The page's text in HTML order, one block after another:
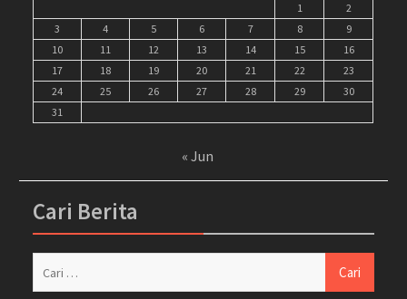
1
2
3
4 5 6 7 8
9
10
11 12 13 14 15
16
17
18 19 20 21 22
23
24
25 26 27 28 29
30
31
« Jun
Cari Berita